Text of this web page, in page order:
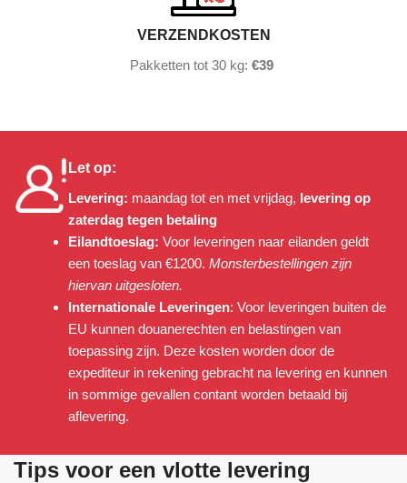
VERZENDKOSTEN
Pakketten tot 30 kg: €39
Let op:
Levering: maandag tot en met vrijdag, levering op
zaterdag tegen betaling
Eilandtoeslag: Voor leveringen naar eilanden geldt
een toeslag van €1200. Monsterbestellingen zijn
hiervan uitgesloten.
Internationale Leveringen: Voor leveringen buiten de
EU kunnen douanerechten en belastingen van
toepassing zijn. Deze kosten worden door de
expediteur in rekening gebracht na levering en kunnen
in sommige gevallen contant worden betaald bij
aflevering.
Tips voor een vlotte levering